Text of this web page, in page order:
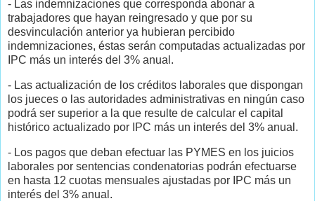
- Las indemnizaciones que corresponda abonar a
trabajadores que hayan reingresado y que por su
desvinculación anterior ya hubieran percibido
indemnizaciones, éstas serán computadas actualizadas por
IPC más un interés del 3% anual.
- Las actualización de los créditos laborales que dispongan
los jueces o las autoridades administrativas en ningún caso
podrá ser superior a la que resulte de calcular el capital
histórico actualizado por IPC más un interés del 3% anual.
- Los pagos que deban efectuar las PYMES en los juicios
laborales por sentencias condenatorias podrán efectuarse
en hasta 12 cuotas mensuales ajustadas por IPC más un
interés del 3% anual.